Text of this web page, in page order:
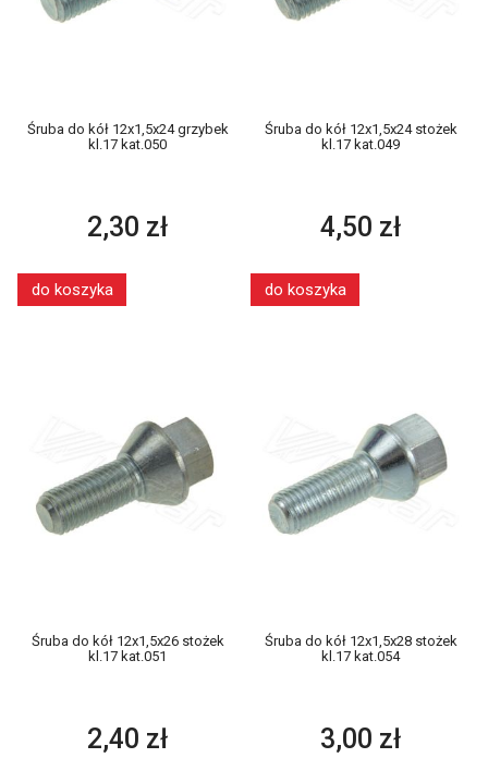
Śruba do kół 12x1,5x24 grzybek
kl.17 kat.050
2,30 zł
do koszyka
Śruba do kół 12x1,5x24 stożek
kl.17 kat.049
4,50 zł
do koszyka
Śruba do kół 12x1,5x26 stożek
kl.17 kat.051
2,40 zł
Śruba do kół 12x1,5x28 stożek
kl.17 kat.054
3,00 zł